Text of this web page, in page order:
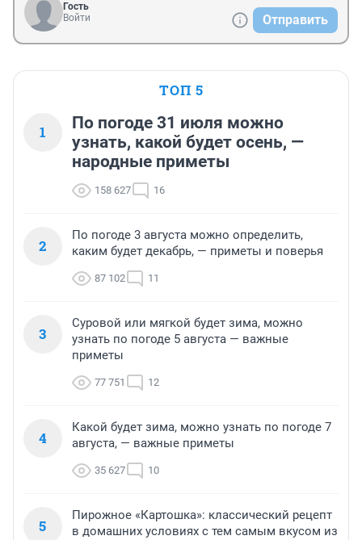
Гость
Войти
Отправить
ТОП 5
1
По погоде 31 июля можно
узнать, какой будет осень, —
народные приметы
158 627 16
2
По погоде 3 августа можно определить,
каким будет декабрь, — приметы и поверья
87 102 11
3
Суровой или мягкой будет зима, можно
узнать по погоде 5 августа — важные
приметы
77 751 12
4
Какой будет зима, можно узнать по погоде 7
августа, — важные приметы
35 627 10
5
Пирожное «Картошка»: классический рецепт
в домашних условиях с тем самым вкусом из